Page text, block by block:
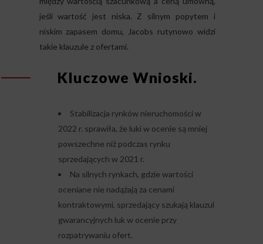
jeśli wartość jest niska. Z silnym popytem i
niskim zapasem domu, Jacobs rutynowo widzi
takie klauzule z ofertami.
Kluczowe Wnioski.
Stabilizacja rynków nieruchomości w
2022 r. sprawiła, że luki w ocenie są mniej
powszechne niż podczas rynku
sprzedających w 2021 r.
Na silnych rynkach, gdzie wartości
oceniane nie nadążają za cenami
kontraktowymi, sprzedający szukają klauzul
gwarancyjnych luk w ocenie przy
rozpatrywaniu ofert.